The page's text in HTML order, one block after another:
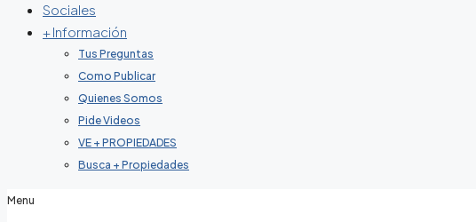
Sociales
+ Información
Tus Preguntas
Como Publicar
Quienes Somos
Pide Videos
VE + PROPIEDADES
Busca + Propiedades
Menu